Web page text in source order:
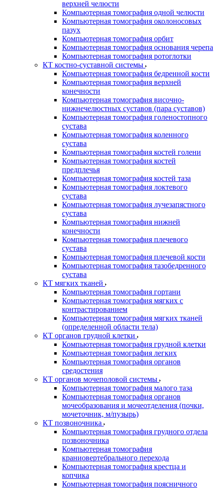
верхней челюсти
Компьютерная томография одной челюсти
Компьютерная томография околоносовых
пазух
Компьютерная томография орбит
Компьютерная томография основания черепа
Компьютерная томография ротоглотки
КТ костно-суставной системы
Компьютерная томография бедренной кости
Компьютерная томография верхней
конечности
Компьютерная томография височно-
нижнечелюстных суставов (пара суставов)
Компьютерная томография голеностопного
сустава
Компьютерная томография коленного
сустава
Компьютерная томография костей голени
Компьютерная томография костей
предплечья
Компьютерная томография костей таза
Компьютерная томография локтевого
сустава
Компьютерная томография лучезапястного
сустава
Компьютерная томография нижней
конечности
Компьютерная томография плечевого
сустава
Компьютерная томография плечевой кости
Компьютерная томография тазобедренного
сустава
КТ мягких тканей
Компьютерная томография гортани
Компьютерная томография мягких с
контрастированием
Компьютерная томография мягких тканей
(определенной области тела)
КТ органов грудной клетки
Компьютерная томография грудной клетки
Компьютерная томография легких
Компьютерная томография органов
средостения
КТ органов мочеполовой системы
Компьютерная томография малого таза
Компьютерная томография органов
мочеобразования и мочеотделения (почки,
мочеточник, м/пузырь)
КТ позвоночника
Компьютерная томография грудного отдела
позвоночника
Компьютерная томография
краниовертебрального перехода
Компьютерная томография крестца и
копчика
Компьютерная томография поясничного